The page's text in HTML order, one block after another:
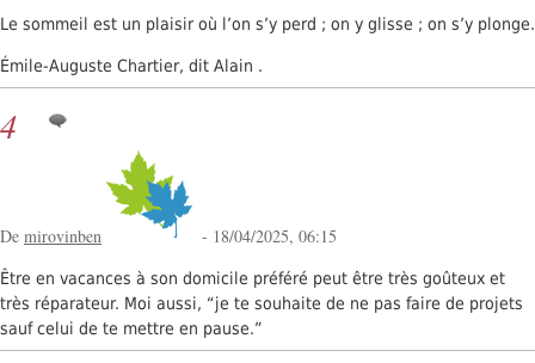
Le sommeil est un plaisir où l’on s’y perd ; on y glisse ; on s’y plonge.
Émile-Auguste Chartier, dit Alain .
4
De mirovinben - 18/04/2025, 06:15
Être en vacances à son domicile préféré peut être très goûteux et
très réparateur. Moi aussi, “je te souhaite de ne pas faire de projets
sauf celui de te mettre en pause.”